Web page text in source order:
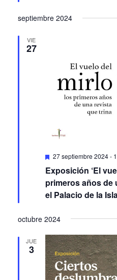
septiembre 2024
VIE
27
Featured
27 septiembre 2024-
Exposición ‘El
primeros años de
el Palacio de la
octubre 2024
JUE
3